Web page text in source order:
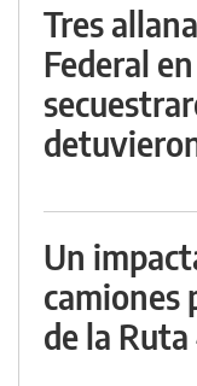
Tres
Federal
Un
camiones
de la